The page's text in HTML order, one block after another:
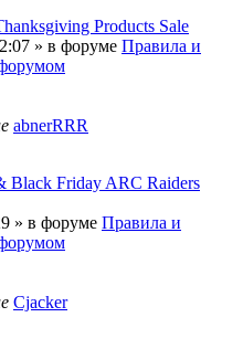
Products Sale
» в форуме Правила и
abnerRRR
Black Friday ARC Raiders
» в форуме Правила и
Cjacker